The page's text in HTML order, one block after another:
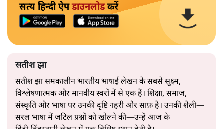
सत्य हिन्दी ऐपडाउनलोडकरें
सतीश झा
सतीश झा समकालीन भारतीय भाषाई लेखन के सबसे सूक्ष्म,
विश्लेषणात्मक और मानवीय स्वरों में से एक हैं। शिक्षा, समाज,
संस्कृति और भाषा पर उनकी दृष्टि गहरी और साफ़ है। उनकी शैली—
सरल भाषा में जटिल प्रश्नों को खोलने की—उन्हें आज के